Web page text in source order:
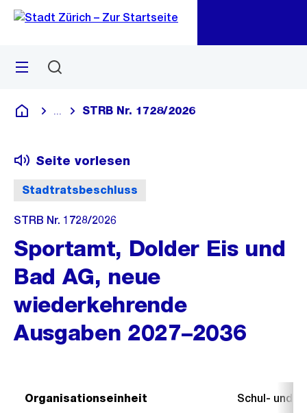
Navigation
Sprunglink
Menü
Deutsch
Blende alle Breadcrumbs ein
STRB Nr. 1728/2026
Stadtratsbeschluss
Seite vorlesen
STRB Nr. 1728/2026
Sportamt, Dolder Eis und
Bad AG, neue
wiederkehrende
Ausgaben 2027–2036
Organisationseinheit Schul- und